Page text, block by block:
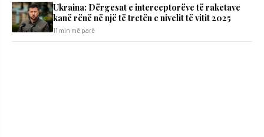
Ukraina: Dërgesat e interceptorëve të raketave
kanë rënë në një të tretën e nivelit të vitit 2025
11 min më parë